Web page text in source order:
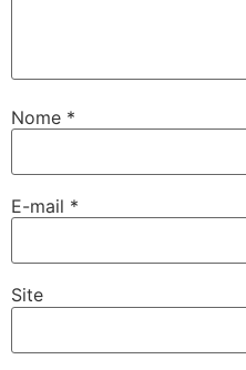
Nome *
E-mail *
Site